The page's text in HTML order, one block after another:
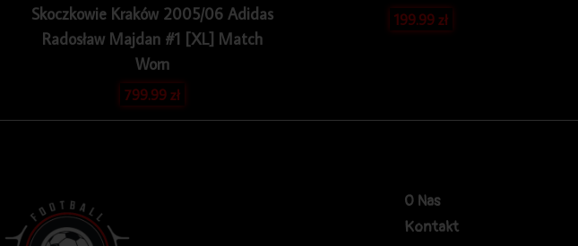
Skoczkowie Kraków 2005/06 Adidas
Radosław Majdan #1 [XL] Match
Worn
799.99zł
199.99zł
O Nas
Kontakt